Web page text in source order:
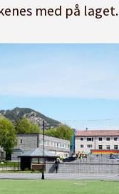
med på laget.